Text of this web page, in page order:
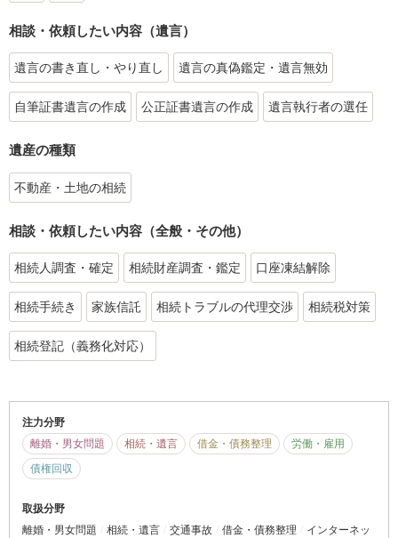
相談・依頼したい内容（遺言）
遺言の書き直し・やり直し 遺言の真偽鑑定・遺言無効
自筆証書遺言の作成 公正証書遺言の作成 遺言執行者の選任
遺産の種類
不動産・土地の相続
相談・依頼したい内容（全般・その他）
相続人調査・確定 相続財産調査・鑑定 口座凍結解除
相続手続き 家族信託 相続トラブルの代理交渉 相続税対策
相続登記（義務化対応）
注力分野
離婚・男女問題
相続・遺言 借金・債務整理
労働・雇用
債権回収
取扱分野
離婚・男女問題
相続・遺言 交通事故 借金・債務整理
インターネッ